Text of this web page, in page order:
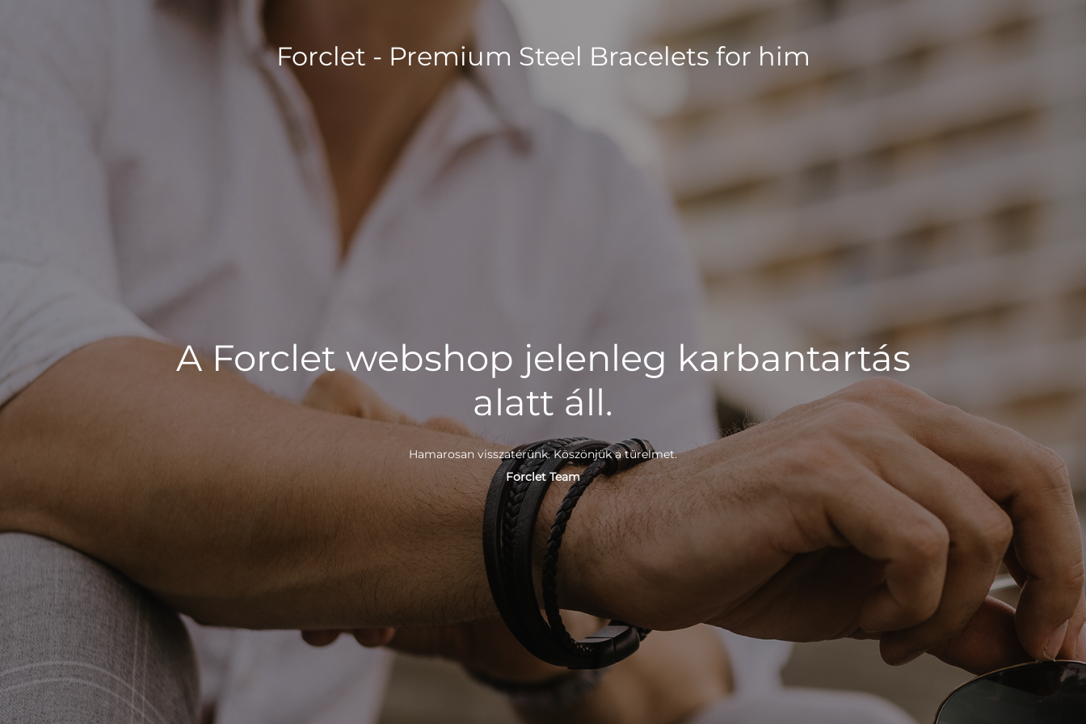
Forclet - Premium Steel Bracelets for him
A Forclet webshop jelenleg karbantartás
alatt áll.
Hamarosan visszatérünk. Köszönjük a türelmet.
Forclet Team